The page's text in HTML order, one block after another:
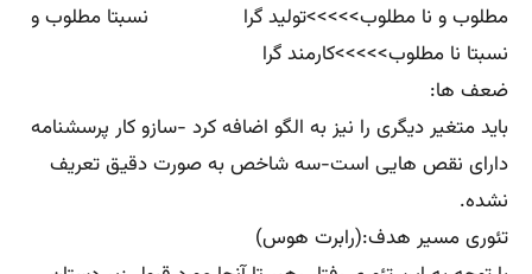
مطلوب و نا مطلوب>>>>>تولید گرا نسبتا مطلوب و
نسبتا نا مطلوب>>>>>کارمند گرا
ضعف ها:
باید متغیر دیگری را نیز به الگو اضافه کرد -سازو کار پرسشنامه
دارای نقص هایی است-سه شاخص به صورت دقیق تعریف
نشده.
تئوری مسیر هدف:(رابرت هوس)